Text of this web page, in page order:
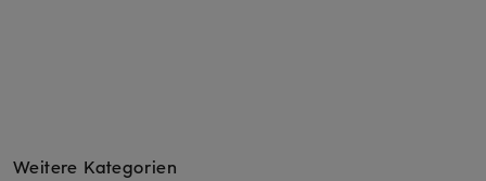
Weitere Kategorien